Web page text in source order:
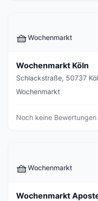
🧺Wochenmarkt
Wochenmarkt Köln
Schlackstraße, 50737
Wochenmarkt
Noch keine Bewertungen
🧺Wochenmarkt
Wochenmarkt